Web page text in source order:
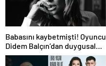
Babasını kaybetmişti! Oyuncu
Didem Balçın’dan duygusal
paylaşım